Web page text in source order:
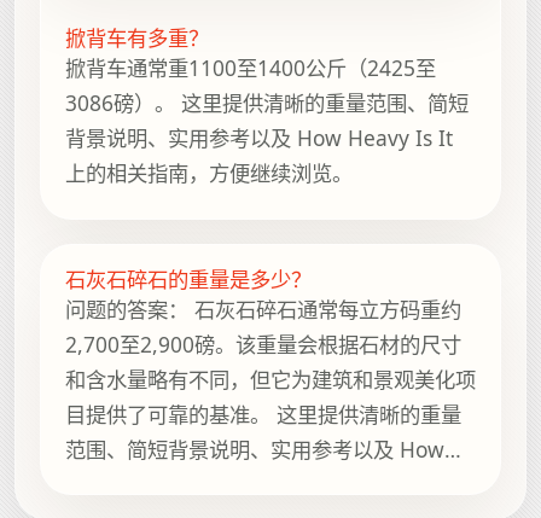
掀背车有多重？
掀背车通常重1100至1400公斤（2425至
3086磅）。 这里提供清晰的重量范围、简短
背景说明、实用参考以及 How Heavy Is It
上的相关指南，方便继续浏览。
石灰石碎石的重量是多少？
问题的答案： 石灰石碎石通常每立方码重约
2,700至2,900磅。该重量会根据石材的尺寸
和含水量略有不同，但它为建筑和景观美化项
目提供了可靠的基准。 这里提供清晰的重量
范围、简短背景说明、实用参考以及 How